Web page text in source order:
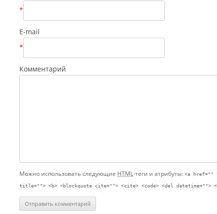
*
E-mail
*
Комментарий
Можно использовать следующие HTML-теги и атрибуты: <a href=""
title=""> <b> <blockquote cite=""> <cite> <code> <del datetime="">